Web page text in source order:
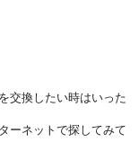
交換したい時はいった
ーネットで探してみて